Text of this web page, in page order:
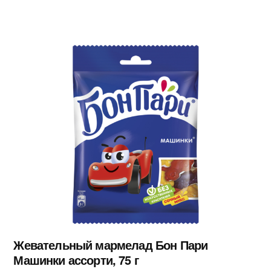
Жевательный мармелад Бон Пари
Машинки ассорти, 75 г